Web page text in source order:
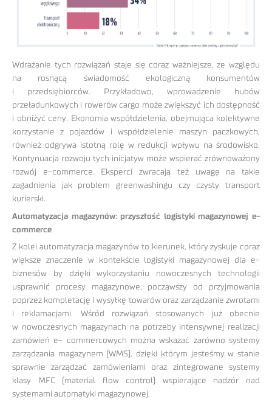
Wdrażanie tych rozwiązań staje się coraz ważniejsze, ze względu
na rosnącą świadomość ekologiczną konsumentów
i przedsiębiorców. Przykładowo, wprowadzenie hubów
przeładunkowych i rowerów cargo może zwiększyć ich dostępność
i obniżyć ceny. Ekonomia współdzielenia, obejmująca kolektywne
korzystanie z pojazdów i współdzielenie maszyn paczkowych,
również odgrywa istotną rolę w redukcji wpływu na środowisko.
Kontynuacja rozwoju tych inicjatyw może wspierać zrównoważony
rozwój e-commerce. Eksperci zwracają też uwagę na takie
zagadnienia jak problem greenwashingu czy czysty transport
kurierski.
Automatyzacja magazynów: przyszłość logistyki magazynowej e-
commerce
Z kolei automatyzacja magazynów to kierunek, który zyskuje coraz
większe znaczenie w kontekście logistyki magazynowej dla e-
biznesów by dzięki wykorzystaniu nowoczesnych technologii
usprawnić procesy magazynowe, począwszy od przyjmowania
poprzez kompletację i wysyłkę towarów oraz zarządzanie zwrotami
i reklamacjami. Wśród rozwiązań stosowanych już obecnie
w nowoczesnych magazynach na potrzeby intensywnej realizacji
zamówień e- commercowych można wskazać zarówno systemy
zarządzania magazynem (WMS), dzięki którym jesteśmy w stanie
sprawnie zarządzać zamówieniami oraz zintegrowane systemy
klasy MFC (material flow control) wspierające nadzór nad
systemami automatyki magazynowej.